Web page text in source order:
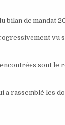
bilan de mandat
vu
sont le
a rassemblé les